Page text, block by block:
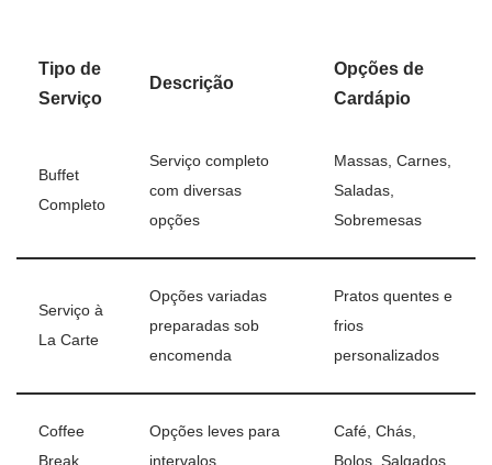
Tipo de
Serviço
Descrição
Opções de
Cardápio
Buffet
Completo
Serviço completo
com diversas
opções
Massas, Carnes,
Saladas,
Sobremesas
Serviço à
La Carte
Opções variadas
preparadas sob
encomenda
Pratos quentes e
frios
personalizados
Coffee
Break
Opções leves para
intervalos
Café, Chás,
Bolos, Salgados